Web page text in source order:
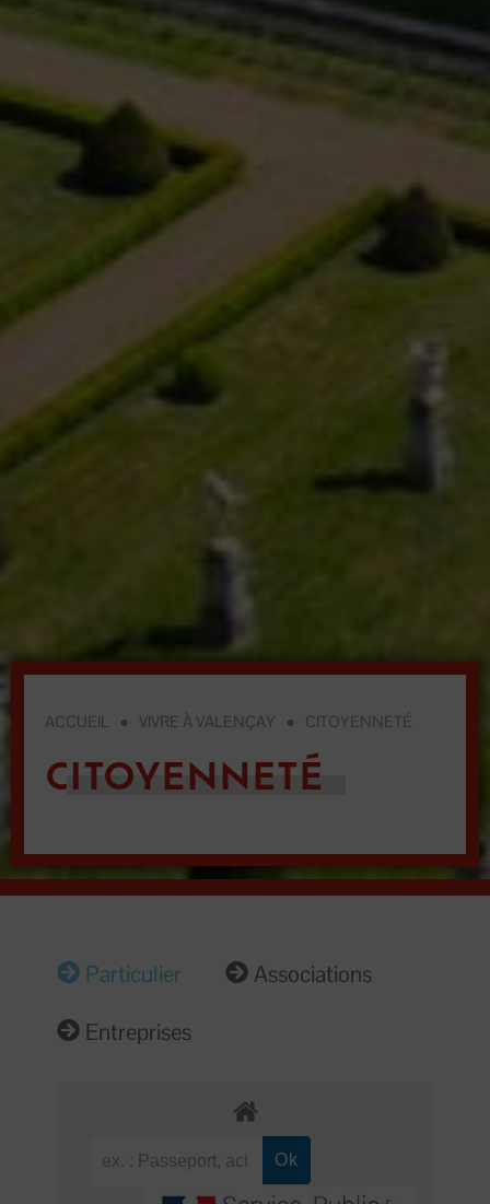
ACCUEIL ● VIVRE À VALENÇAY ● CITOYENNETÉ
CITOYENNETÉ
Particulier
Associations
Entreprises